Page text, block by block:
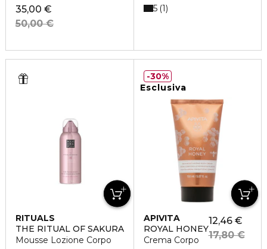
35,00 €
50,00 €
5 1
RITUALS
THE RITUAL OF SAKURA
Mousse Lozione Corpo
Esclusiva
APIVITA
ROYAL HONEY
Crema Corpo
12,46 €
17,80 €
30%